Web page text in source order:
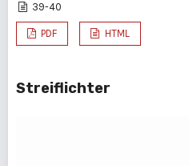
39-40
PDF HTML
Streiflichter